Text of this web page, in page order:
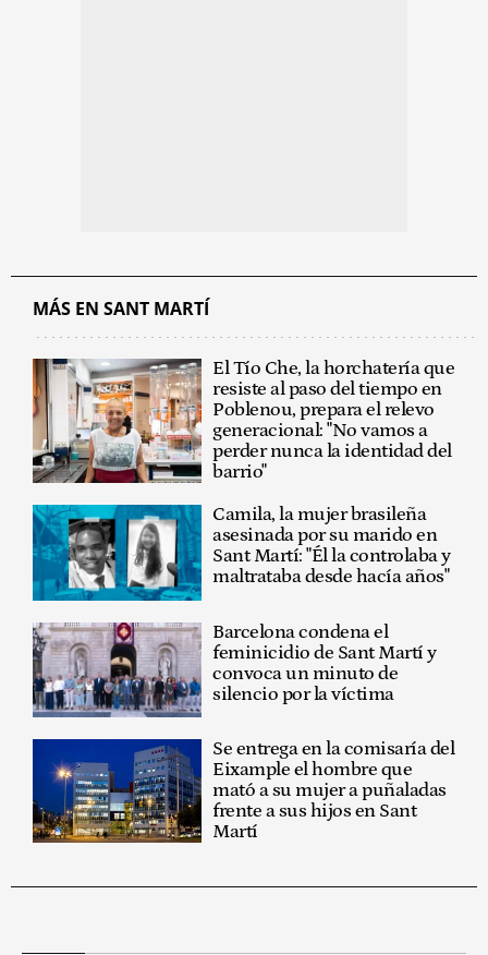
MÁS EN SANT MARTÍ
El Tío Che, la horchatería que
resiste al paso del tiempo en
Poblenou, prepara el relevo
generacional: "No vamos a
perder nunca la identidad del
barrio"
Camila, la mujer brasileña
asesinada por su marido en
Sant Martí: "Él la controlaba y
maltrataba desde hacía años"
Barcelona condena el
feminicidio de Sant Martí y
convoca un minuto de
silencio por la víctima
Se entrega en la comisaría del
Eixample el hombre que
mató a su mujer a puñaladas
frente a sus hijos en Sant
Martí